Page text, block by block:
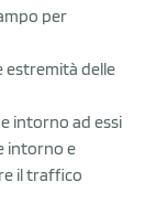
per
estremità delle
intorno ad essi
intorno e
il traffico